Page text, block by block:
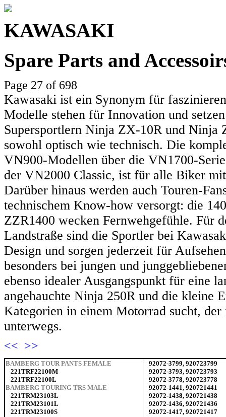
KAWASAKI
Spare Parts and
Page 27 of 698
Kawasaki ist ein Synonym für
Modelle stehen für Innovation und
Supersportlern Ninja ZX-10R und Ninja
sowohl optisch wie technisch. Die
VN900-Modellen über die VN1700-
der VN2000 Classic, ist für alle Biker
Darüber hinaus werden auch Touren-
technischem Know-how versorgt: die
ZZR1400 wecken Fernwehgefühle. Für
Landstraße sind die Sportler bei
Design und sorgen jederzeit für
besonders bei jungen und
ebenso idealer Ausgangspunkt für eine
angehauchte Ninja 250R und die kleine
Kategorien in einem Motorrad sucht,
unterwegs.
<< >>
BAMBERG TOUR PANTS FEMALE
221TRF22100M
221TRF22100L
BAMBERG TOURING TRS MALE
221TRM23103L
221TRM23101L
221TRM23100S
92072-3799, 920723799
92072-3793, 920723793
92072-3778, 920723778
92072-1441, 920721441
92072-1438, 920721438
92072-1436, 920721436
92072-1417, 920721417